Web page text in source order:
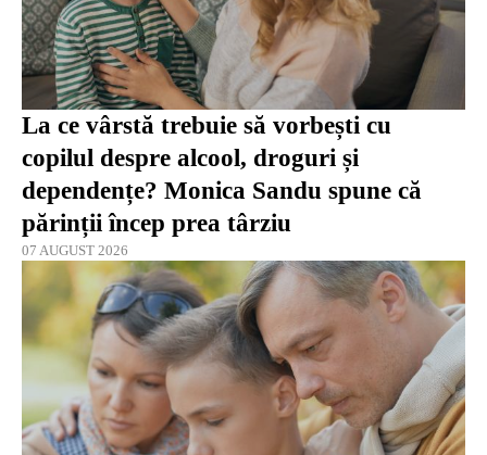
La ce vârstă trebuie să vorbești cu
copilul despre alcool, droguri și
dependențe? Monica Sandu spune că
părinții încep prea târziu
07 AUGUST 2026